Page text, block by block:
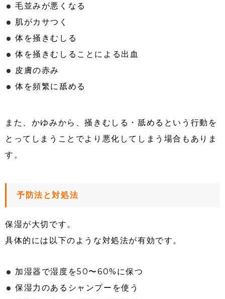
毛並みが悪くなる
肌がカサつく
体を掻きむしる
体を掻きむしることによる出血
皮膚の赤み
体を頻繁に舐める
また、かゆみから、掻きむしる・舐めるという行動を
とってしまうことでより悪化してしまう場合もありま
す。
予防法と対処法
保湿が大切です。
具体的には以下のような対処法が有効です。
加湿器で湿度を50〜60%に保つ
保湿力のあるシャンプーを使う